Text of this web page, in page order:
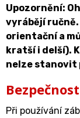
Upozornění:
vyrábějí
orientační a
kratší i delší).
nelze stanovit
Při používání